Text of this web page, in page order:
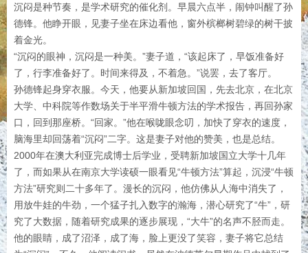
沉闷是种节奏，是学术研究的催化剂。早晨六点半，闹钟叫醒了孙
德锋。他睁开眼，见妻子坐在床边看他，窗外槟榔树碧绿的树干披
着金光。
“沉闷的眼神，沉闷是一种美。”妻子道，“该起床了，早饭准备好
了，行李准备好了。时间来得及，不着急。”说罢，去了客厅。
孙德锋起身穿衣服。今天，他要从新加坡回国，先去北京，在北京
大学、中科院等作数场关于半平滑牛顿方法的学术报告，再回孙家
口，回到那座桥。“回家。”他在喉咙眼念叨，加快了穿衣的速度，
脑海里却回荡着“沉闷”二字。这是妻子对他的赞美，也是总结。
2000年在澳大利亚完成博士后学业，受聘新加坡国立大学十几年
了，而如果从在南京大学读硕一眼看见“牛顿方法”算起，沉浸“牛顿
方法”研究则二十多年了。漫长的沉闷，他仿佛从人海中消失了，
用放牛娃的牛劲，一个猛子扎入数字的瀚海，潜心研究了“牛”，研
究了大数据，随着研究成果的逐步展现，“大牛”的名声不胫而走。
他的眼睛，成了沼泽，成了海，脸上更没了笑容，妻子将它总结